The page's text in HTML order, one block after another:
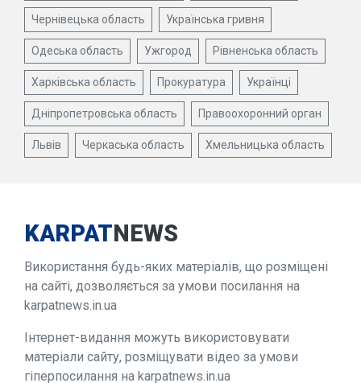
Чернівецька область Українська гривня
Одеська область Ужгород Рівненська область
Харківська область Прокуратура Українці
Дніпропетровська область Правоохоронний орган
Львів Черкаська область Хмельницька область
KARPATNEWS
Використання будь-яких матеріалів, що розміщені
на сайті, дозволяється за умови посилання на
karpatnews.in.ua
Інтернет-видання можуть використовувати
матеріали сайту, розміщувати відео за умови
гіперпосилання на karpatnews.in.ua